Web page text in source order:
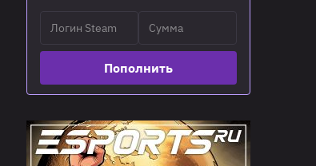
Пополнить